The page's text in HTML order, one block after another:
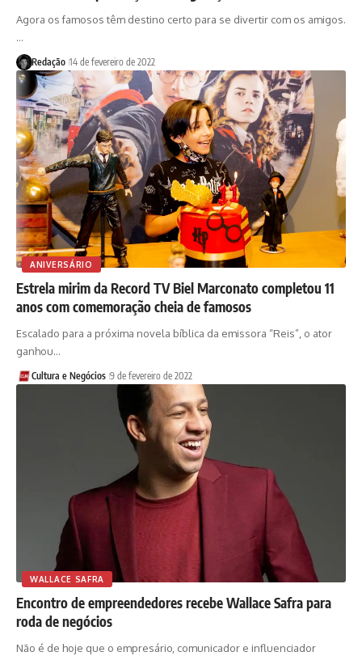
Agora os famosos têm destino certo para se divertir com os amigos.
…
Redação 14 de fevereiro de 2022
ANIVERSÁRIO
Estrela mirim da Record TV Biel Marconato completou 11
anos com comemoração cheia de famosos
Escalado para a próxima novela bíblica da emissora “Reis”, o ator
ganhou…
Cultura e Negócios 9 de fevereiro de 2022
WALLACE SAFRA
Encontro de empreendedores recebe Wallace Safra para
roda de negócios
Não é de hoje que o empresário, comunicador e influenciador